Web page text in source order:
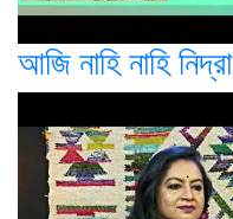
আজি নাহি নাহি নিদ্রা